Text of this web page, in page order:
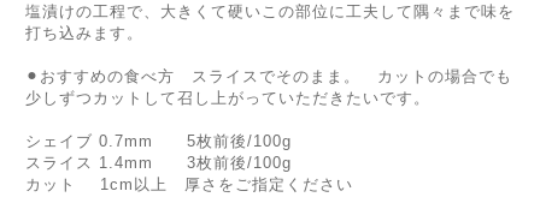
塩漬けの工程で、大きくて硬いこの部位に工夫して隅々まで味を
打ち込みます。
⚫︎おすすめの食べ方 スライスでそのまま。 カットの場合でも
少しずつカットして召し上がっていただきたいです。
シェイブ 0.7mm 5枚前後/100g
スライス 1.4mm 3枚前後/100g
カット 1cm以上 厚さをご指定ください